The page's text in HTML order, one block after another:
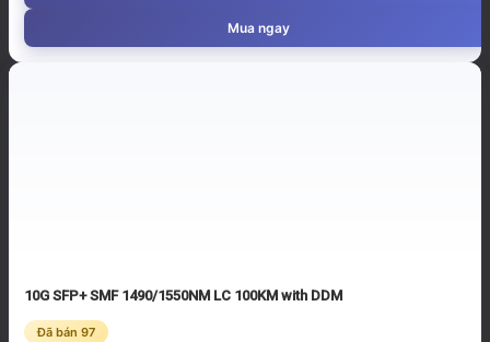
Mua ngay
10G SFP+ SMF 1490/1550NM LC 100KM with DDM
Đã bán 97